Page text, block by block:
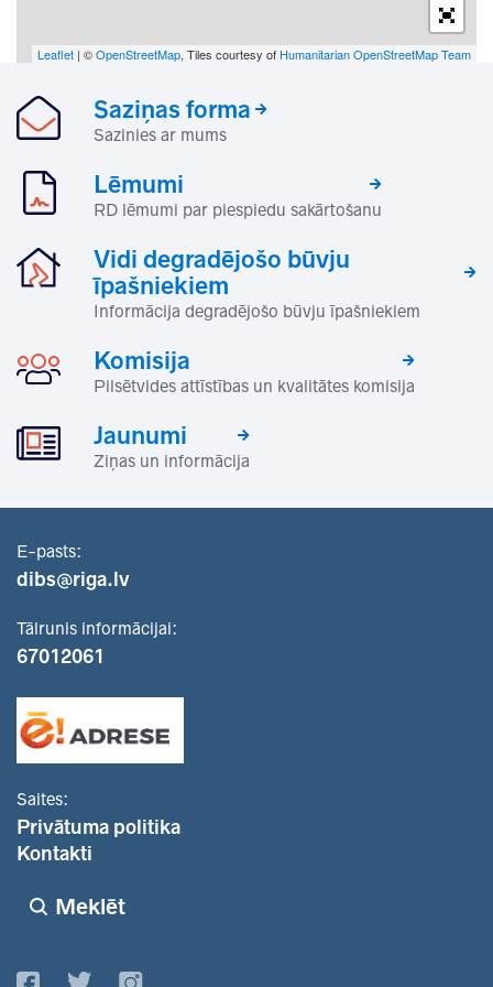
Leaflet | ©OpenStreetMap, Tiles courtesy of Humanitarian OpenStreetMap Team
Saziņas forma
Sazinies ar mums
Lēmumi
RD lēmumi par piespiedu sakārtošanu
Vidi degradējošo būvju
īpašniekiem
Informācija degradējošo būvju īpašniekiem
Komisija
Pilsētvides attīstības un kvalitātes komisija
Jaunumi
Ziņas un informācija
E-pasts:
dibs@riga.lv
Tālrunis informācijai:
67012061
Saites:
Privātuma politika
Kontakti
Meklēt